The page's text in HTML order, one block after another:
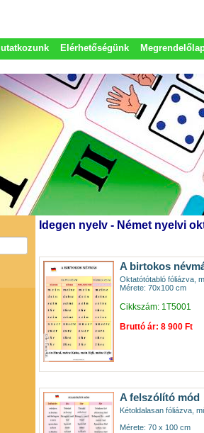
Elérhetőségünk
Idegen nyelv - Német nyelvi
A birtokos
Oktatótótabló fóliázva,
Mérete: 70x100 cm
Cikkszám: 1T5001
Bruttó ár: 8 900 Ft
A felszólító mód
Kétoldalasan fóliázva,
Mérete: 70 x 100 cm